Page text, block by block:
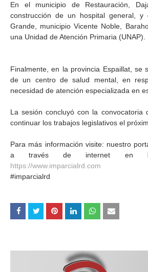
En el municipio de Restauración,
construcción de un hospital general, y
Grande, municipio Vicente Noble,
una Unidad de Atención Primaria (UNAP).
Finalmente, en la provincia Espaillat, se
de un centro de salud mental, en
necesidad de atención especializada en
La sesión concluyó con la convocatoria
continuar los trabajos legislativos el
Para más información visite: nuestro
a través de internet en
https://www.imparcialrd.com
#imparcialrd